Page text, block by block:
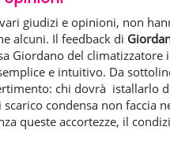
giudizi e opinioni, non
alcuni. Il feedback di
Giordano del
e intuitivo. Da
chi dovrà istallarlo
condensa non faccia
queste accortezze, il